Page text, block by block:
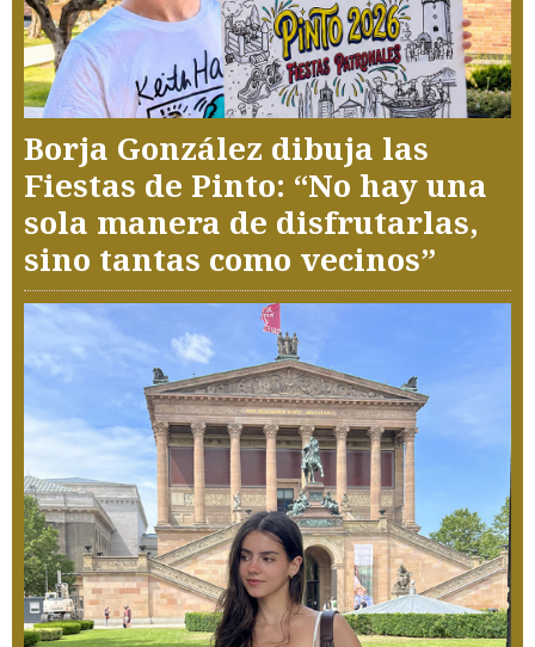
Borja González dibuja las
Fiestas de Pinto: “No hay una
sola manera de disfrutarlas,
sino tantas como vecinos”